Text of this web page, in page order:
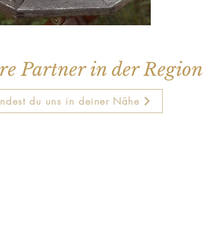
Partner in der Region
du uns in deiner Nähe